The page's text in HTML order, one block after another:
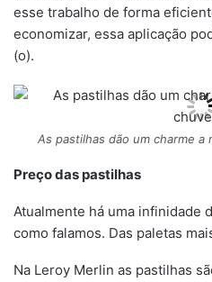
esse trabalho de forma
economizar, essa aplicação
(o).
As pastilhas dão um charme a
Preço das pastilhas
Atualmente há uma infinidade
como falamos. Das paletas
Na Leroy Merlin as pastilhas